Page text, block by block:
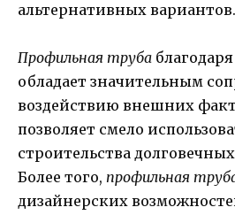
альтернативных вариантов.
Профильная труба
обладает значительным
воздействию внешних
позволяет смело
строительства
Более того, профильная
дизайнерских